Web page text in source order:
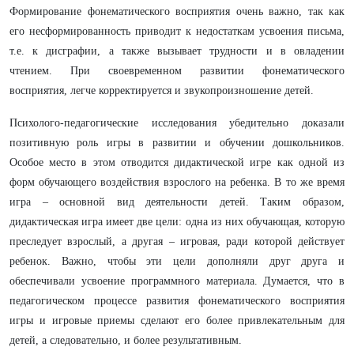
Формирование фонематического восприятия очень важно, так как
его несформированность приводит к недостаткам усвоения письма,
т.е. к дисграфии, а также вызывает трудности и в овладении
чтением. При своевременном развитии фонематического
восприятия, легче корректируется и звукопроизношение детей.
Психолого-педагогические исследования убедительно доказали
позитивную роль игры в развитии и обучении дошкольников.
Особое место в этом отводится дидактической игре как одной из
форм обучающего воздействия взрослого на ребенка. В то же время
игра – основной вид деятельности детей. Таким образом,
дидактическая игра имеет две цели: одна из них обучающая, которую
преследует взрослый, а другая – игровая, ради которой действует
ребенок. Важно, чтобы эти цели дополняли друг друга и
обеспечивали усвоение программного материала. Думается, что в
педагогическом процессе развития фонематического восприятия
игры и игровые приемы сделают его более привлекательным для
детей, а следовательно, и более результативным.